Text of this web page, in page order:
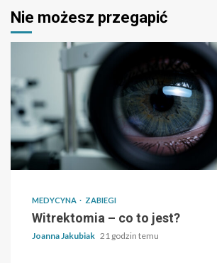
Nie możesz przegapić
MEDYCYNA ZABIEGI
Witrektomia – co to jest?
Joanna Jakubiak 21 godzin temu